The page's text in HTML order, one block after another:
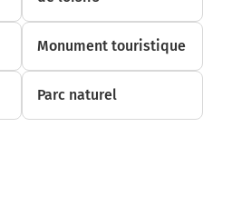
Monument touristique
Parc naturel